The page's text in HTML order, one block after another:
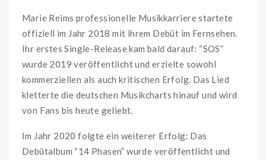
Marie Reims professionelle Musikkarriere startete
offiziell im Jahr 2018 mit ihrem Debüt im Fernsehen.
Ihr erstes Single-Release kam bald darauf: “SOS”
wurde 2019 veröffentlicht und erzielte sowohl
kommerziellen als auch kritischen Erfolg. Das Lied
kletterte die deutschen Musikcharts hinauf und wird
von Fans bis heute geliebt.
Im Jahr 2020 folgte ein weiterer Erfolg: Das
Debütalbum “14 Phasen” wurde veröffentlicht und